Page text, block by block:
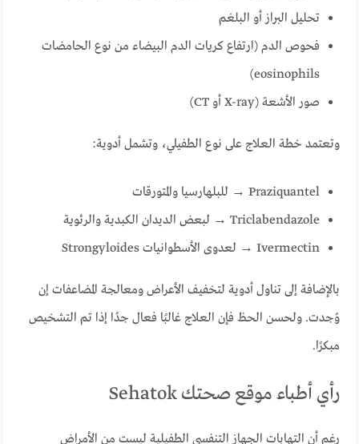
تحليل البراز أو البلغم
فحوص الدم (ارتفاع كريات الدم البيضاء من نوع الحامضات
eosinophils)
صور الأشعة (X-ray أو CT)
وتعتمد خطة العلاج على نوع الطفيلي، وتشمل أدوية:
Praziquantel → للبلهارسيا والمتورقات
Triclabendazole → لبعض الديدان الكبدية والرئوية
Ivermectin → لعدوى الأسطوانيات Strongyloides
بالإضافة إلى تناول أدوية لتخفيف الأعراض ومعالجة المضاعفات إن
وُجدت. ولحسن الحظ فإن العلاج غالبًا فعال جدًا إذا تم التشخيص
مبكرًا.
رأي أطباء موقع صحتك Sehatok
رغم أن التهابات الجهاز التنفسي الطفيلية ليست من الأمراض